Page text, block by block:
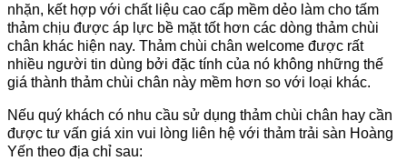
nhặn, kết hợp với chất liệu cao cấp mềm dẻo làm cho tấm
thảm chịu được áp lực bề mặt tốt hơn các dòng thảm chùi
chân khác hiện nay. Thảm chùi chân welcome được rất
nhiều người tin dùng bởi đặc tính của nó không những thế
giá thành thảm chùi chân này mềm hơn so với loại khác.
Nếu quý khách có nhu cầu sử dụng thảm chùi chân hay cần
được tư vấn giá xin vui lòng liên hệ với thảm trải sàn Hoàng
Yến theo địa chỉ sau: